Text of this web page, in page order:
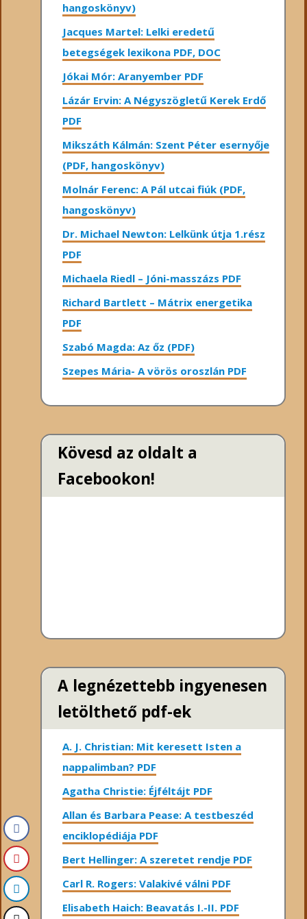
hangoskönyv)
Jacques Martel: Lelki eredetű
betegségek lexikona PDF, DOC
Jókai Mór: Aranyember PDF
Lázár Ervin: A Négyszögletű Kerek Erdő
PDF
Mikszáth Kálmán: Szent Péter esernyője
(PDF, hangoskönyv)
Molnár Ferenc: A Pál utcai fiúk (PDF,
hangoskönyv)
Dr. Michael Newton: Lelkünk útja 1.rész
PDF
Michaela Riedl – Jóni-masszázs PDF
Richard Bartlett – Mátrix energetika
PDF
Szabó Magda: Az őz (PDF)
Szepes Mária- A vörös oroszlán PDF
Kövesd az oldalt a
Facebookon!
A legnézettebb ingyenesen
letölthető pdf-ek
A. J. Christian: Mit keresett Isten a
nappalimban? PDF
Agatha Christie: Éjféltájt PDF
Allan és Barbara Pease: A testbeszéd
enciklopédiája PDF
Bert Hellinger: A ​szeretet rendje PDF
Carl R. Rogers: Valakivé válni PDF
Elisabeth Haich: Beavatás I.-II. PDF